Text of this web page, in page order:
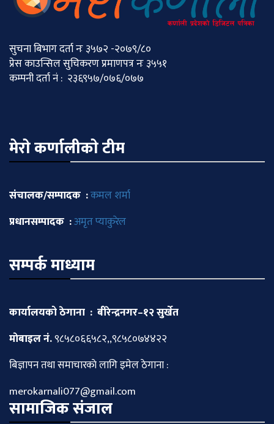
सुचना बिभाग दर्ता नः ३५७२ -२०७९/८०
प्रेस काउन्सिल सुचिकरण प्रमाणपत्र नः ३५५१
कम्पनी दर्ता नं : २३६९५७/०७६/०७७
मेराे कर्णालीकाे टीम
संचालक/सम्पादक :कमल शर्मा
प्रधानसम्पादक :अमृत प्याकुरेल
सम्पर्क माध्याम
कार्यालयको ठेगाना : बीरेन्द्रनगर–१२ सुर्खेत
माेबाइल नं.९८५८०६६५८२,,९८५८०७४४२२
बिज्ञापन तथा समाचारकाे लागि इमेल ठेगाना :
merokarnali077@gmail.com
सामाजिक संजाल